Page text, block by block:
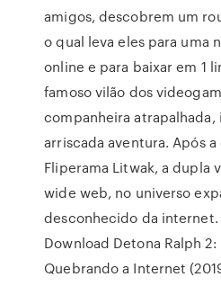
amigos, descobrem um
o qual leva eles para uma
online e para baixar em 1
famoso vilão dos
companheira atrapalhada,
arriscada aventura. Após
Fliperama Litwak, a dupla
wide web, no universo
desconhecido da internet.
Download Detona Ralph
Quebrando a Internet